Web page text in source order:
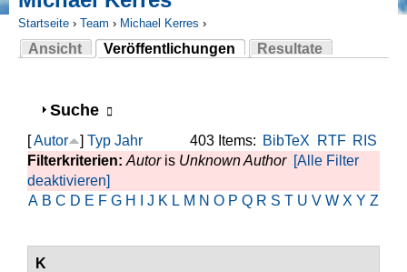
Sie sind hier
Startseite › Team › Michael Kerres ›
Ansicht
Veröffentlichungen
(aktiver Reiter)
Resultate
Anzeigen
Suche
403 Items: BibTeX RTF RIS
[Autor ] Typ Jahr
Filterkriterien: Autoris Unknown Author [Alle Filter
deaktivieren]
A B C D E F G H J K L M N O P Q R S T U V W X Y Z
K